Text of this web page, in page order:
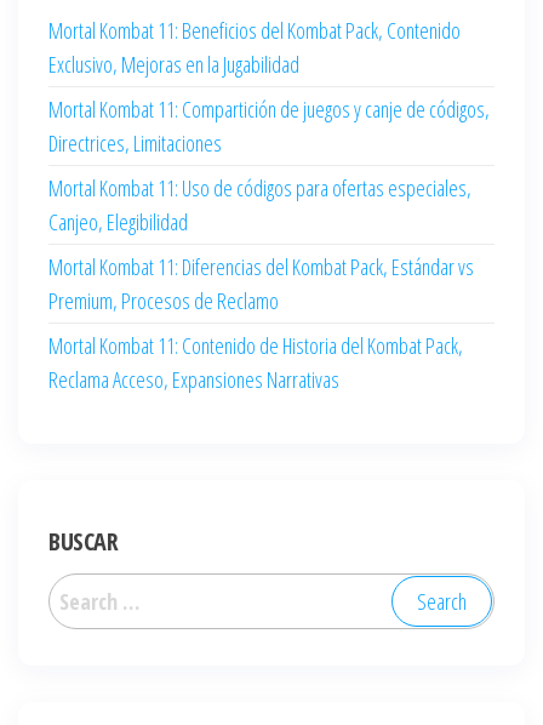
Mortal Kombat 11: Beneficios del Kombat Pack, Contenido
Exclusivo, Mejoras en la Jugabilidad
Mortal Kombat 11: Compartición de juegos y canje de códigos,
Directrices, Limitaciones
Mortal Kombat 11: Uso de códigos para ofertas especiales,
Canjeo, Elegibilidad
Mortal Kombat 11: Diferencias del Kombat Pack, Estándar vs
Premium, Procesos de Reclamo
Mortal Kombat 11: Contenido de Historia del Kombat Pack,
Reclama Acceso, Expansiones Narrativas
BUSCAR
Search
for: